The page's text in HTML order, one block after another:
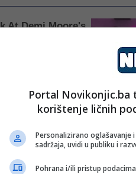
Portal Novikonjic.ba
korištenje ličnih
Personalizirano oglašavanje
sadržaja, uvidi u publiku i
Pohrana i/ili pristup